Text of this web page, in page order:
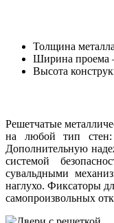
Толщина
Ширина проема
Высота
Решетчатые
на любой тип стен:
Дополнительную
системой
сувальдными
наглухо. Фиксаторы
самопроизвольных